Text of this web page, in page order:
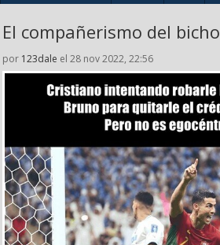
El compañerismo del bicho
por 123dale el 28 nov 2022, 22:56